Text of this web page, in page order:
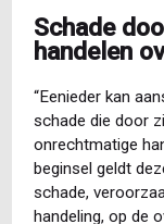
Schade
handelen
“Eenieder kan
schade die door
onrechtmatige
beginsel geldt
schade,
handeling, op de